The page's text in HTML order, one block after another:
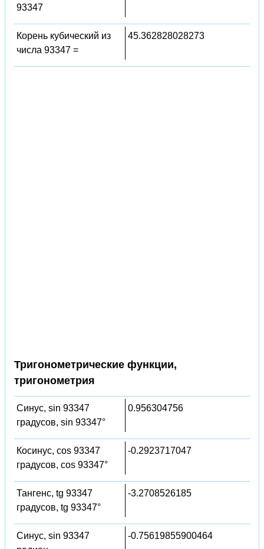
93347
Корень кубический из
числа 93347 =
45.362828028273
Тригонометрические функции,
тригонометрия
Синус, sin 93347
градусов, sin 93347°
0.956304756
Косинус, cos 93347
градусов, cos 93347°
-0.2923717047
Тангенс, tg 93347
градусов, tg 93347°
-3.2708526185
Синус, sin 93347
-0.75619855900464